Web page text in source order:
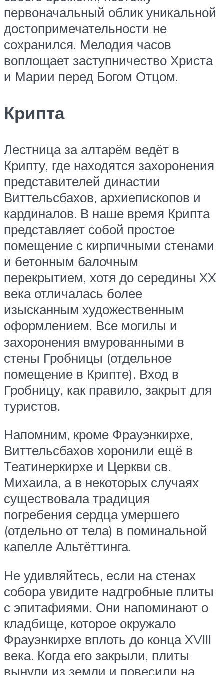
первоначальный облик уникальной
достопримечательности не
сохранился. Мелодия часов
воплощает заступничество Христа
и Марии перед Богом Отцом.
Крипта
Лестница за алтарём ведёт в
Крипту, где находятся захоронения
представителей династии
Виттельсбахов, архиепископов и
кардиналов. В наше время Крипта
представляет собой простое
помещение с кирпичными стенами
и бетонным балочным
перекрытием, хотя до середины XX
века отличалась более
изысканным художественным
оформлением. Все могилы и
захоронения вмурованными в
стены Гробницы (отдельное
помещение в Крипте). Вход в
Гробницу, как правило, закрыт для
туристов.
Напомним, кроме Фрауэнкирхе,
Виттельсбахов хоронили ещё в
Театинеркирхе и Церкви св.
Михаила, а в некоторых случаях
существовала традиция
погребения сердца умершего
(отдельно от тела) в поминальной
капелле Альтёттинга.
Не удивляйтесь, если на стенах
собора увидите надгробные плиты
с эпитафиями. Они напоминают о
кладбище, которое окружало
Фрауэнкирхе вплоть до конца XVIII
века. Когда его закрыли, плиты
вынули из земли и повесили на